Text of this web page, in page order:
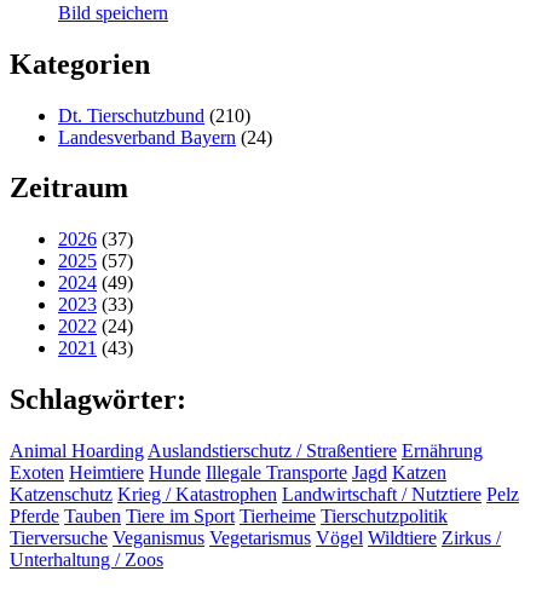
Bild speichern
Kategorien
Dt. Tierschutzbund (210)
Landesverband Bayern (24)
Zeitraum
2026 (37)
2025 (57)
2024 (49)
2023 (33)
2022 (24)
2021 (43)
Schlagwörter:
Animal Hoarding Auslandstierschutz / Straßentiere Ernährung
Exoten Heimtiere Hunde Illegale Transporte Jagd Katzen
Katzenschutz Krieg / Katastrophen Landwirtschaft / Nutztiere Pelz
Pferde Tauben Tiere im Sport Tierheime Tierschutzpolitik
Tierversuche Veganismus Vegetarismus Vögel Wildtiere Zirkus /
Unterhaltung / Zoos